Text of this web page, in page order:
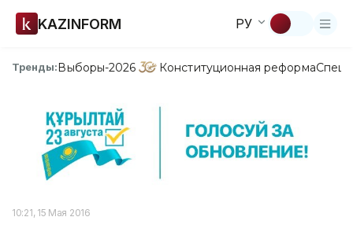
KAZINFORM РУ
Тренды:Выборы-2026 Конституционная реформа
10:21, 15 Мая 2016